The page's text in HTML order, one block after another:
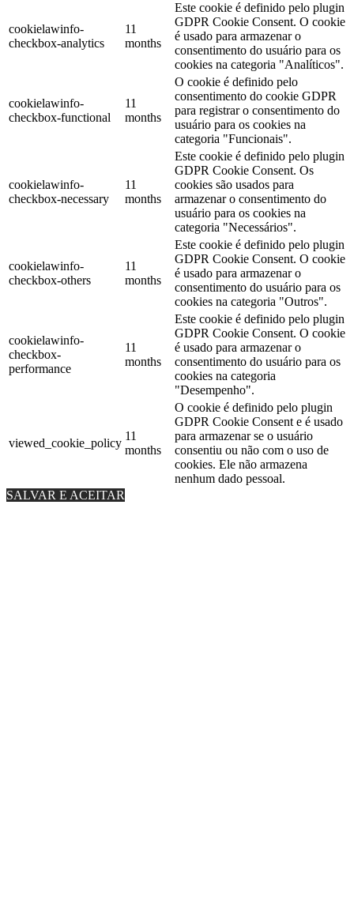
cookielawinfo-
checkbox-analytics
11
months
Este cookie é definido pelo plugin
GDPR Cookie Consent. O cookie
é usado para armazenar o
consentimento do usuário para os
cookies na categoria "Analíticos".
cookielawinfo-
checkbox-functional
11
months
O cookie é definido pelo
consentimento do cookie GDPR
para registrar o consentimento do
usuário para os cookies na
categoria "Funcionais".
cookielawinfo-
checkbox-necessary
11
months
Este cookie é definido pelo plugin
GDPR Cookie Consent. Os
cookies são usados ​​para
armazenar o consentimento do
usuário para os cookies na
categoria "Necessários".
cookielawinfo-
checkbox-others
11
months
Este cookie é definido pelo plugin
GDPR Cookie Consent. O cookie
é usado para armazenar o
consentimento do usuário para os
cookies na categoria "Outros".
cookielawinfo-
checkbox-
performance
11
months
Este cookie é definido pelo plugin
GDPR Cookie Consent. O cookie
é usado para armazenar o
consentimento do usuário para os
cookies na categoria
"Desempenho".
viewed_cookie_policy
11
months
O cookie é definido pelo plugin
GDPR Cookie Consent e é usado
para armazenar se o usuário
consentiu ou não com o uso de
cookies. Ele não armazena
nenhum dado pessoal.
SALVAR E ACEITAR